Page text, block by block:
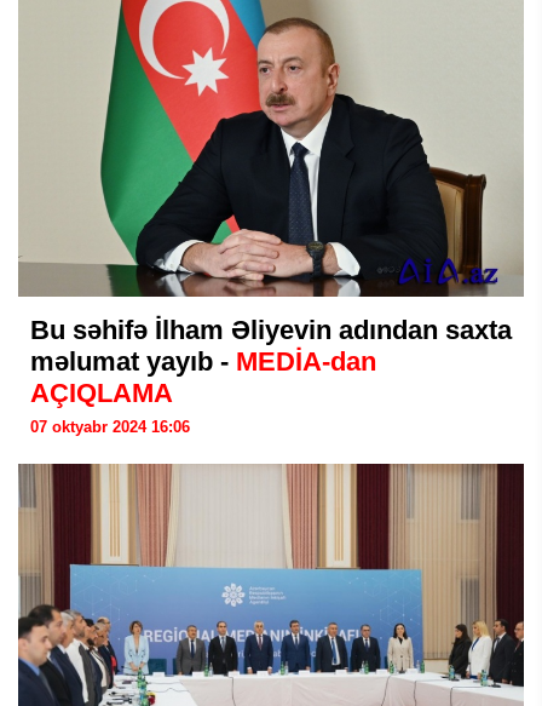
Bu səhifə İlham Əliyevin adından saxta
məlumat yayıb - MEDİA-dan
AÇIQLAMA
07 oktyabr 2024 16:06